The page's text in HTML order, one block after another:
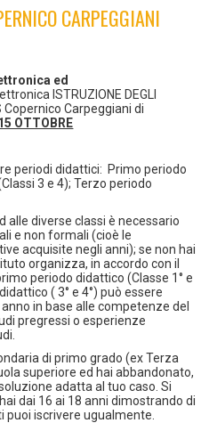
Informagiovani
CARPEGGIANI
ed
ISTRUZIONE DEGLI
Copernico Carpeggiani di
OTTOBRE
periodi didattici: Primo periodo
3 e 4); Terzo periodo
alle diverse classi è necessario
e non formali (cioè le
acquisite negli anni); se non hai
organizza, in accordo con il
periodo didattico (Classe 1° e
( 3° e 4°) può essere
in base alle competenze del
pregressi o esperienze
di primo grado (ex Terza
superiore ed hai abbandonato,
adatta al tuo caso. Si
dai 16 ai 18 anni dimostrando di
iscrivere ugualmente.